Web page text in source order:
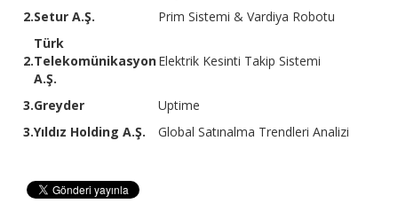
2.Setur A.Ş. Prim Sistemi & Vardiya Robotu
2.
Türk
Telekomünikasyon
A.Ş.
Elektrik Kesinti Takip Sistemi
3.Greyder
Uptime
3.Yıldız Holding A.Ş. Global Satınalma Trendleri Analizi